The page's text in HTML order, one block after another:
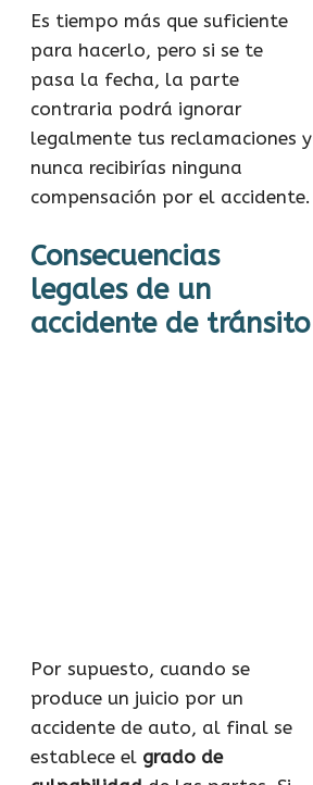
Es tiempo más que suficiente
para hacerlo, pero si se te
pasa la fecha, la parte
contraria podrá ignorar
legalmente tus reclamaciones y
nunca recibirías ninguna
compensación por el accidente.
Consecuencias
legales de un
accidente de tránsito
Por supuesto, cuando se
produce un juicio por un
accidente de auto, al final se
establece el grado de